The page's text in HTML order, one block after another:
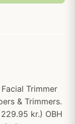
Trimmer
& Trimmers.
kr.) OBH